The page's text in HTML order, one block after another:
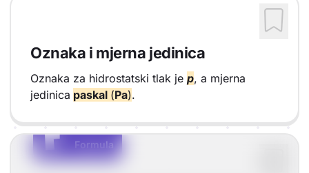
Oznaka i mjerna jedinica
Oznaka za hidrostatski tlak je p, a mjerna
jedinica paskal (Pa).
F
F
Formula
Vrsta sadržaja: Formula